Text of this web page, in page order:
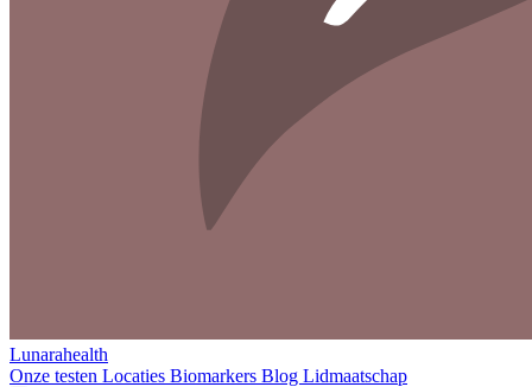
Lunarahealth
Onze testen Locaties Biomarkers Blog Lidmaatschap